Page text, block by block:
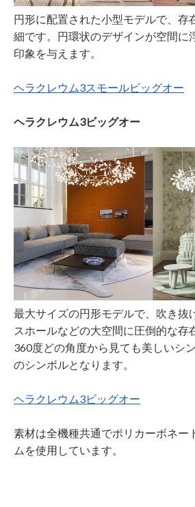
円形に配置された小型モデルで、存
細です。円環状のデザインが空間に
印象を与えます。
ヘラクレウム3スモールビッグオー
ヘラクレウム3ビッグオー
最大サイズの円形モデルで、吹き抜
スホールなどの大空間に圧倒的な存
360度どの角度から見ても美しいシ
のシンボルとなります。
ヘラクレウム3ビッグオー
素材は全機種共通でポリカーボネー
ムを使用しています。